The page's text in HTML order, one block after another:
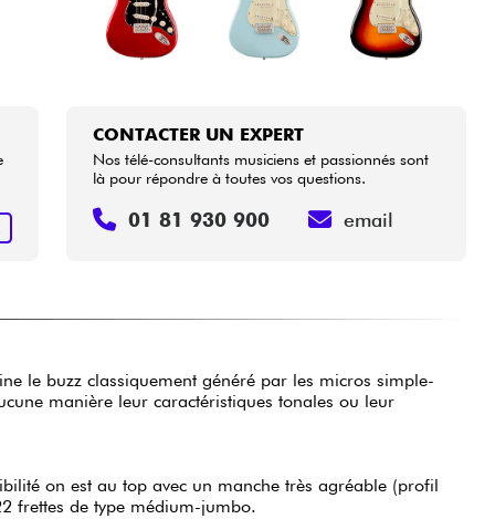
CONTACTER UN EXPERT
Nos télé-consultants musiciens et passionnés sont
là pour répondre à toutes vos questions.
01 81 930 900 email
le buzz classiquement généré par les micros simple-
manière leur caractéristiques tonales ou leur
on est au top avec un manche très agréable (profil
frettes de type médium-jumbo.